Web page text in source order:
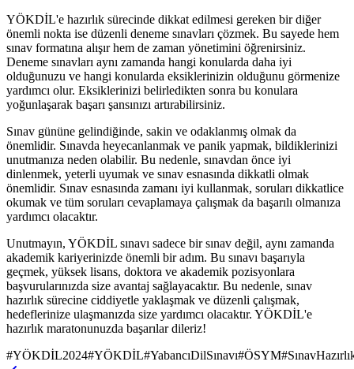
YÖKDİL'e hazırlık sürecinde dikkat edilmesi gereken bir diğer
önemli nokta ise düzenli deneme sınavları çözmek. Bu sayede hem
sınav formatına alışır hem de zaman yönetimini öğrenirsiniz.
Deneme sınavları aynı zamanda hangi konularda daha iyi
olduğunuzu ve hangi konularda eksiklerinizin olduğunu görmenize
yardımcı olur. Eksiklerinizi belirledikten sonra bu konulara
yoğunlaşarak başarı şansınızı artırabilirsiniz.
Sınav gününe gelindiğinde, sakin ve odaklanmış olmak da
önemlidir. Sınavda heyecanlanmak ve panik yapmak, bildiklerinizi
unutmanıza neden olabilir. Bu nedenle, sınavdan önce iyi
dinlenmek, yeterli uyumak ve sınav esnasında dikkatli olmak
önemlidir. Sınav esnasında zamanı iyi kullanmak, soruları dikkatlice
okumak ve tüm soruları cevaplamaya çalışmak da başarılı olmanıza
yardımcı olacaktır.
Unutmayın, YÖKDİL sınavı sadece bir sınav değil, aynı zamanda
akademik kariyerinizde önemli bir adım. Bu sınavı başarıyla
geçmek, yüksek lisans, doktora ve akademik pozisyonlara
başvurularınızda size avantaj sağlayacaktır. Bu nedenle, sınav
hazırlık sürecine ciddiyetle yaklaşmak ve düzenli çalışmak,
hedeflerinize ulaşmanızda size yardımcı olacaktır. YÖKDİL'e
hazırlık maratonunuzda başarılar dileriz!
#YÖKDİL2024#YÖKDİL#YabancıDilSınavı#ÖSYM#